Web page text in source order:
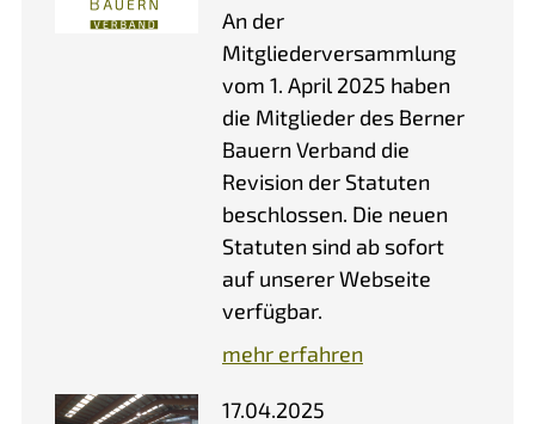
An der
Mitgliederversammlung
vom 1. April 2025 haben
die Mitglieder des Berner
Bauern Verband die
Revision der Statuten
beschlossen. Die neuen
Statuten sind ab sofort
auf unserer Webseite
verfügbar.
mehr erfahren
17.04.2025